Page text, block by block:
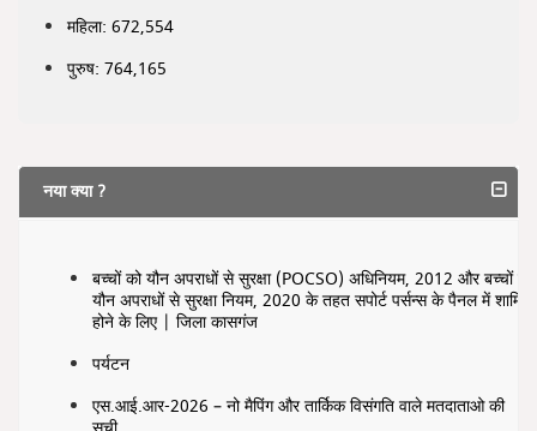
महिला: 672,554
पुरुष: 764,165
नया क्या ?
बच्चों को यौन अपराधों से सुरक्षा (POCSO) अधिनियम, 2012 और बच्चों को
यौन अपराधों से सुरक्षा नियम, 2020 के तहत सपोर्ट पर्सन्स के पैनल में शामिल
होने के लिए | जिला कासगंज
पर्यटन
एस.आई.आर-2026 – नो मैपिंग और तार्किक विसंगति वाले मतदाताओ की